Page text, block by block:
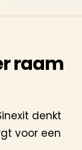
raam
denkt
voor een